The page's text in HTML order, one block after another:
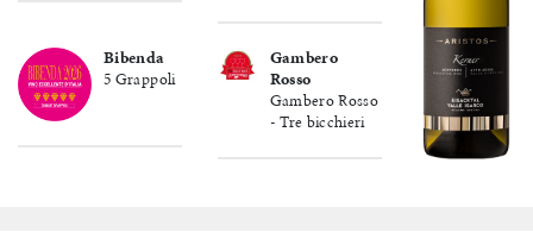
Bibenda
5 Grappoli
Gambero
Rosso
Gambero Rosso
- Tre bicchieri